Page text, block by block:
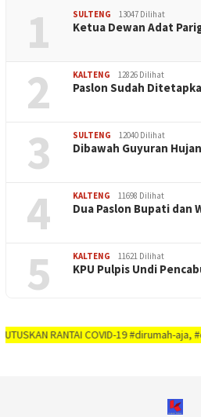
1 SULTENG 13047 Dilihat
Ketua Dewan Adat
2 KALTENG 12826 Dilihat
Paslon Sudah
3 SULTENG 12040 Dilihat
Dibawah Guyuran
4 KALTENG 11698 Dilihat
Dua Paslon Bupati dan
5 KALTENG 11621 Dilihat
KPU Pulpis Undi
RANTAI COVID-19 #dirumah-aja,